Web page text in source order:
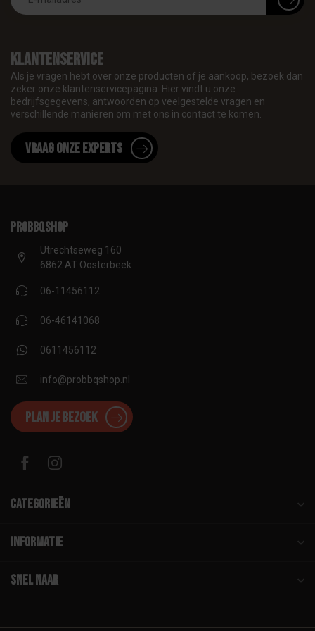
Klantenservice
Als je vragen hebt over onze producten of je aankoop, bezoek dan
zeker onze klantenservicepagina. Hier vindt u onze
bedrijfsgegevens, antwoorden op veelgestelde vragen en
verschillende manieren om met ons in contact te komen.
Vraag onze experts
proBBQshop
Utrechtseweg 160
6862 AT Oosterbeek
06-11456112
06-46141068
0611456112
info@probbqshop.nl
Plan je bezoek
Categorieën
Informatie
Snel naar